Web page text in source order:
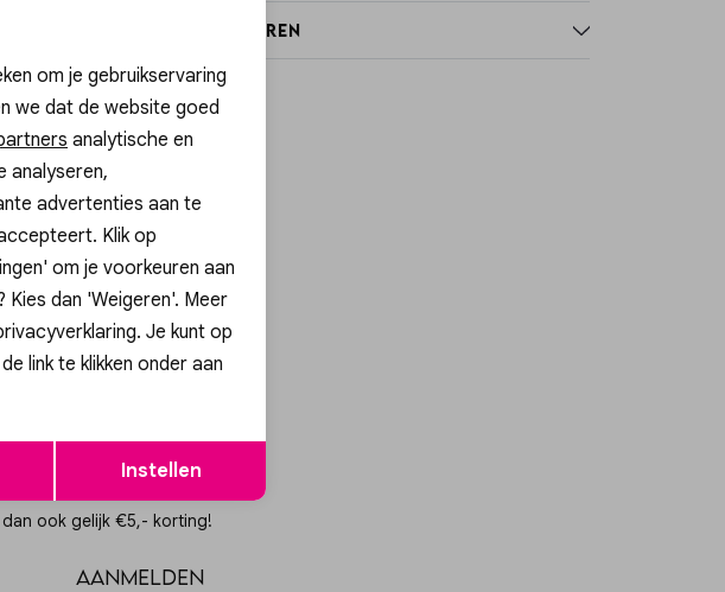
Retourneren
zijn?
ook gelijk €5,- korting!
Aanmelden
cookies
Opslaan
om je gebruikservaring
we dat de website goed
analytische en
analyseren,
advertenties aan te
Klik op
om je voorkeuren aan
Kies dan 'Weigeren'. Meer
Je kunt op
link te klikken onder aan
Instellen